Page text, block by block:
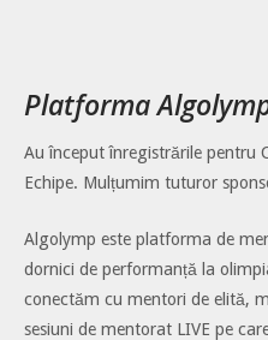
Platforma
Au început înregistrările pentru
Echipe. Mulțumim tuturor
Algolymp este platforma de
dornici de performanță la
conectăm cu mentori de elită,
sesiuni de mentorat LIVE pe